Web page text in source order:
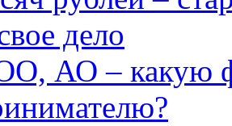
дело
АО – какую